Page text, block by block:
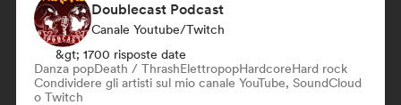
Doublecast Podcast
Canale Youtube/Twitch
&gt; 1700 risposte date
Danza popDeath / ThrashElettropopHardcoreHard rock
Condividere gli artisti sul mio canale YouTube, SoundCloud
o Twitch